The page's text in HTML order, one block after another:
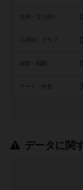
0
0
0
アート・外見 3
データに関